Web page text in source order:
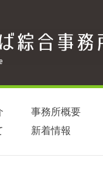
事務所概要
新着情報